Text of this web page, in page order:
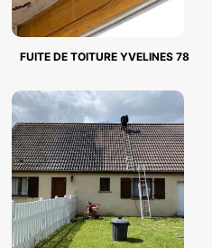
FUITE DE TOITURE YVELINES 78